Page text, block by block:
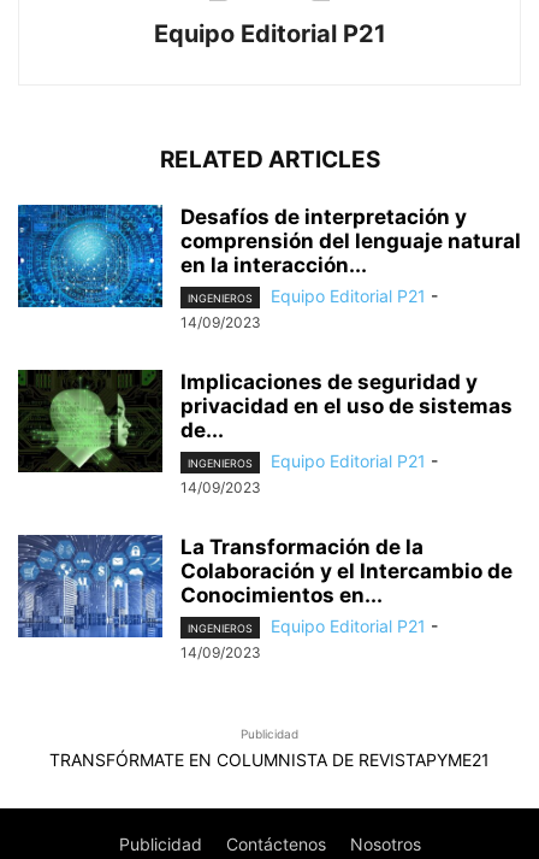
Equipo Editorial P21
RELATED ARTICLES
Desafíos de interpretación y
comprensión del lenguaje natural
en la interacción...
INGENIEROS Equipo Editorial P21 -
14/09/2023
Implicaciones de seguridad y
privacidad en el uso de sistemas
de...
INGENIEROS Equipo Editorial P21 -
14/09/2023
La Transformación de la
Colaboración y el Intercambio de
Conocimientos en...
INGENIEROS Equipo Editorial P21 -
14/09/2023
Publicidad
TRANSFÓRMATE EN COLUMNISTA DE REVISTAPYME21
Publicidad Contáctenos Nosotros